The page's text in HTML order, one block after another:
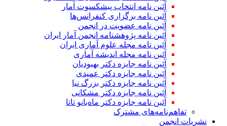
آئین نامه انتخاب پیشکسوت آمار
آئین نامه برگزاری کنفرانس‌ها
آئین نامه عضویت در انجمن
آئین نامه پژوهشنامه انجمن آمار ایران
آئین نامه مجله علوم آماری ایران
آئین نامه مجله اندیشه آماری
آئین‌ نامه جایزه دکتر بهبودیان
آئین نامه جایزه دکتر عمیدی
آئین نامه جایزه دکتر بزرگ نیا
آئین نامه جایزه دکتر مشکانی
آئین نامه جایزه دکتر ماه‌بانو تاتا
تفاهم‌نامه‌های مشترک
نشریات انجمن